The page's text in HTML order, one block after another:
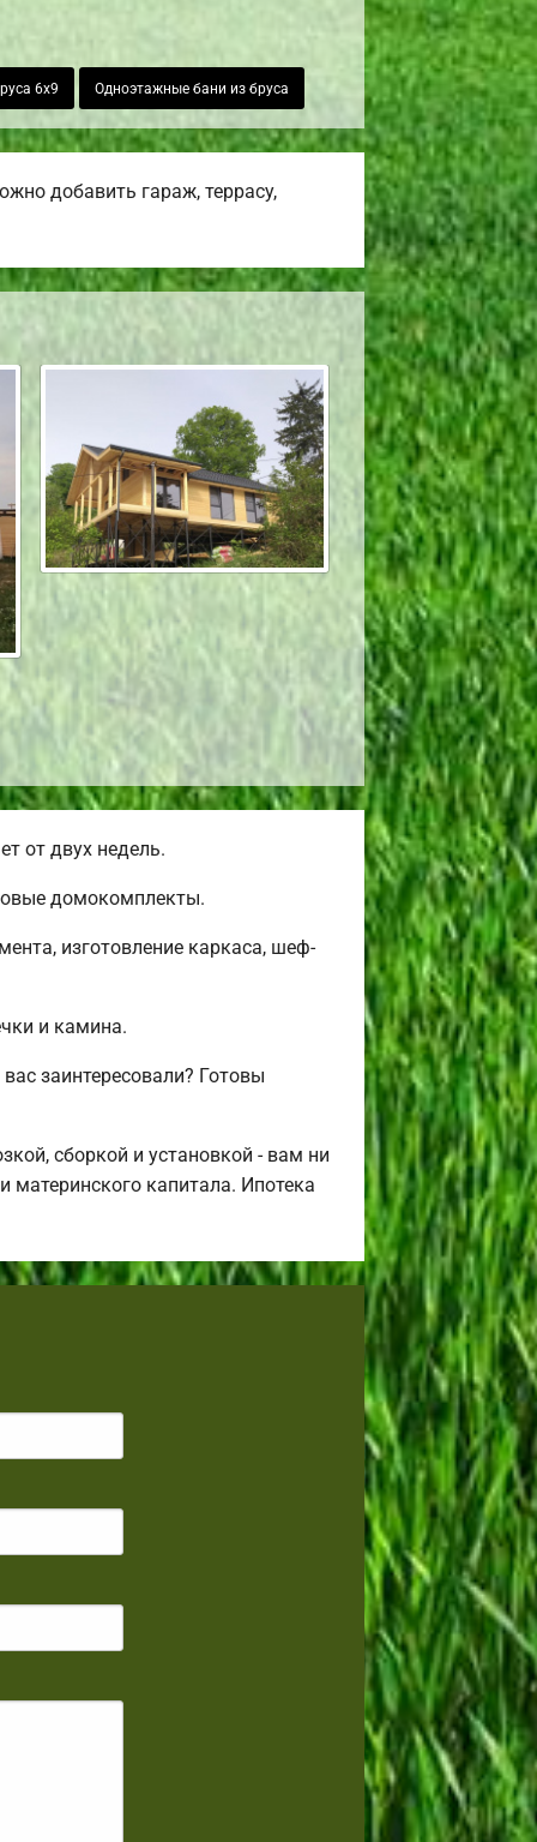
6х9 Одноэтажные бани из бруса
добавить гараж, террасу,
от двух недель.
домокомплекты.
изготовление каркаса, шеф-
и камина.
заинтересовали? Готовы
сборкой и установкой - вам ни
капитала. Ипотека